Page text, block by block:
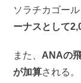
ソラチカゴー
ーナスとして
また、 ANAの
が加算される。